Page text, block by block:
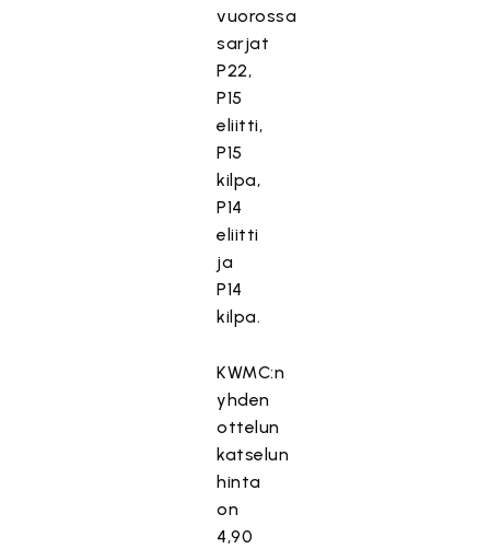
vuorossa
sarjat
P22,
P15
eliitti,
P15
kilpa,
P14
eliitti
ja
P14
kilpa.
KWMC:n
yhden
ottelun
katselun
hinta
on
4,90